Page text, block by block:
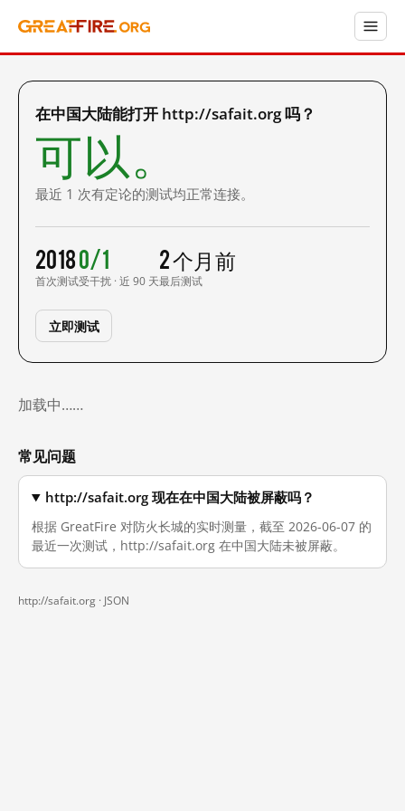
在中国大陆能打开 http://safait.org 吗？
可以。
最近 1 次有定论的测试均正常连接。
2018
首次测试
0/1
受干扰 · 近 90 天
2 个月前
最后测试
立即测试
加载中……
常见问题
http://safait.org 现在在中国大陆被屏蔽吗？
根据 GreatFire 对防火长城的实时测量，截至 2026-06-07 的
最近一次测试，http://safait.org 在中国大陆未被屏蔽。
http://safait.org · JSON